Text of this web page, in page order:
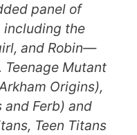
panel of
including the
and Robin—
Teenage Mutant
Origins),
and Ferb) and
Teen Titans